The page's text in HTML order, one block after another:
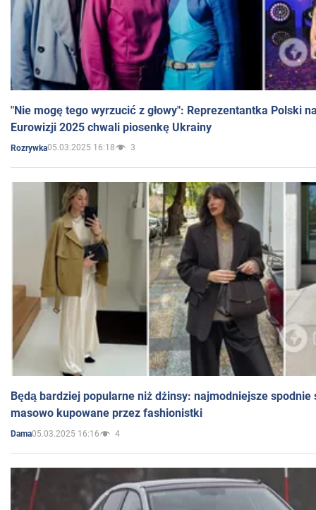
"Nie mogę tego wyrzucić z głowy": Reprezentantka Polski
Eurowizji 2025 chwali piosenkę Ukrainy
Rozrywka05.03.2025 16:18 3
Będą bardziej popularne niż dżinsy: najmodniejsze spodnie
masowo kupowane przez fashionistki
Dama05.03.2025 16:16 4